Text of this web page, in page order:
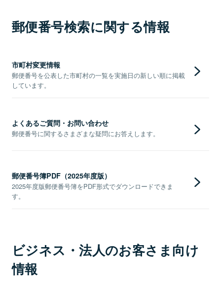
郵便番号検索に関する情報
市町村変更情報
郵便番号を公表した市町村の一覧を実施日の新しい順に掲載
しています。
よくあるご質問・お問い合わせ
郵便番号に関するさまざまな疑問にお答えします。
郵便番号簿PDF（2025年度版）
2025年度版郵便番号簿をPDF形式でダウンロードできま
す。
ビジネス・法人のお客さま向け
情報